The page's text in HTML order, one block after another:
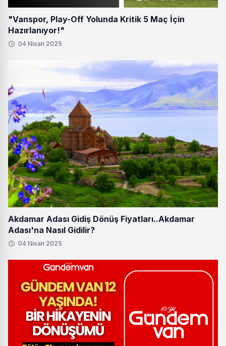
"Vanspor, Play-Off Yolunda Kritik 5 Maç İçin
Hazırlanıyor!"
04 Nisan 2025
Akdamar Adası Gidiş Dönüş Fiyatları..Akdamar
Adası'na Nasıl Gidilir?
04 Nisan 2025